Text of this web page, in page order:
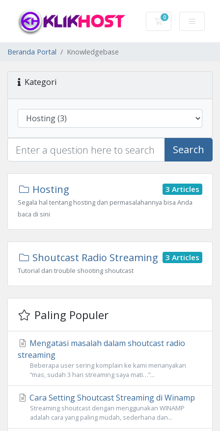
0
Keranjang
Beranda Portal Knowledgebase
Kategori
Search
Hosting 3 Articles
Segala hal tentang hosting dan permasalahannya bisa Anda
baca di sini
Shoutcast Radio Streaming 3 Articles
Tutorial dan trouble shooting shoutcast
Paling Populer
Mengatasi masalah dalam shoutcast radio
streaming
Beberapa user sering komplain ke kami menanyakan
“mas, sudah 3 hari streaming saya mati…”...
Cara Setting Shoutcast Streaming di Winamp
Streaming shoutcast dengan menggunakan WINAMP
adalah cara yang paling mudah, sederhana dan...